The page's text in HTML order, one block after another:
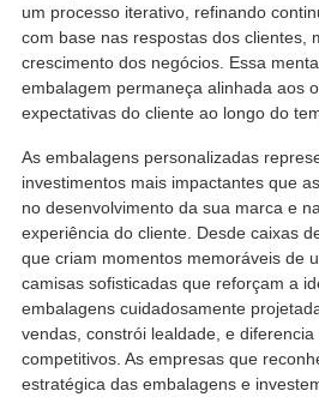
um processo iterativo, refinando
com base nas respostas dos clientes,
crescimento dos negócios. Essa
embalagem permaneça alinhada aos
expectativas do cliente ao longo do
As embalagens personalizadas
investimentos mais impactantes que
no desenvolvimento da sua marca e
experiência do cliente. Desde caixas
que criam momentos memoráveis ​​de
camisas sofisticadas que reforçam a
embalagens cuidadosamente
vendas, constrói lealdade, e
competitivos. As empresas que
estratégica das embalagens e